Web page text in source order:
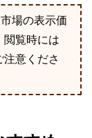
場の表示価
閲覧時には
意くださ